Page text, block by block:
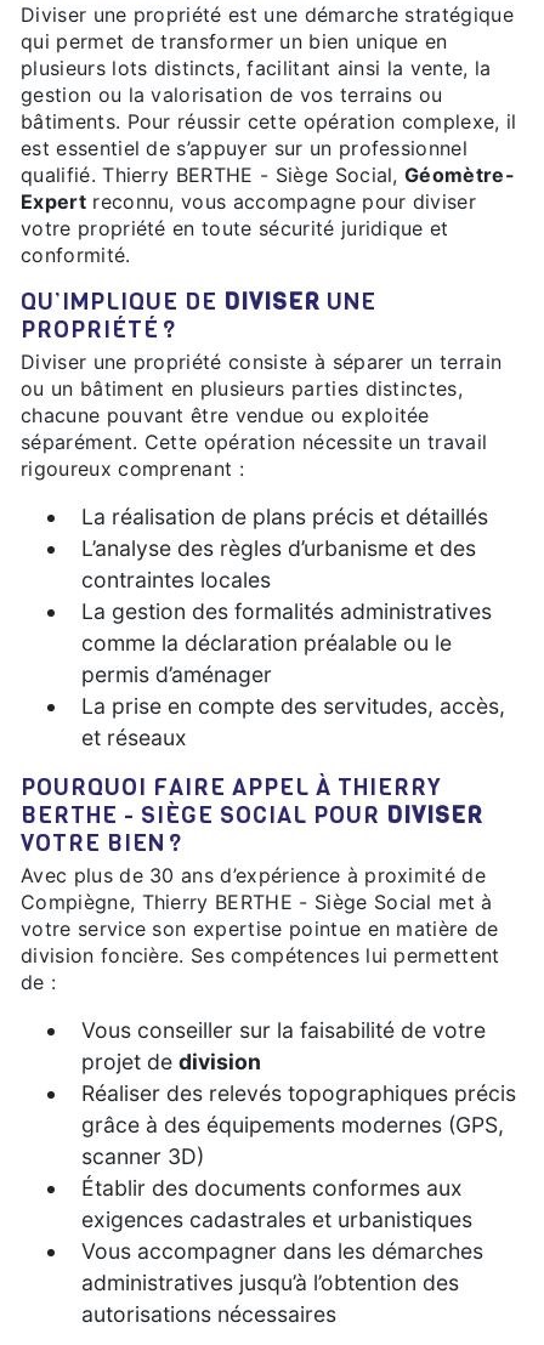
Diviser une propriété est une démarche stratégique
qui permet de transformer un bien unique en
plusieurs lots distincts, facilitant ainsi la vente, la
gestion ou la valorisation de vos terrains ou
bâtiments. Pour réussir cette opération complexe, il
est essentiel de s’appuyer sur un professionnel
qualifié. Thierry BERTHE - Siège Social,Géomètre-
Expertreconnu, vous accompagne pour diviser
votre propriété en toute sécurité juridique et
conformité.
QU’IMPLIQUE DE DIVISER UNE
PROPRIÉTÉ ?
Diviser une propriété consiste à séparer un terrain
ou un bâtiment en plusieurs parties distinctes,
chacune pouvant être vendue ou exploitée
séparément. Cette opération nécessite un travail
rigoureux comprenant :
La réalisation de plans précis et détaillés
L’analyse des règles d’urbanisme et des
contraintes locales
La gestion des formalités administratives
comme la déclaration préalable ou le
permis d’aménager
La prise en compte des servitudes, accès,
et réseaux
POURQUOI FAIRE APPEL À THIERRY
BERTHE - SIÈGE SOCIAL POUR DIVISER
VOTRE BIEN ?
Avec plus de 30 ans d’expérience à proximité de
Compiègne, Thierry BERTHE - Siège Social met à
votre service son expertise pointue en matière de
division foncière. Ses compétences lui permettent
de :
Vous conseiller sur la faisabilité de votre
projet de division
Réaliser des relevés topographiques précis
grâce à des équipements modernes (GPS,
scanner 3D)
Établir des documents conformes aux
exigences cadastrales et urbanistiques
Vous accompagner dans les démarches
administratives jusqu’à l’obtention des
autorisations nécessaires